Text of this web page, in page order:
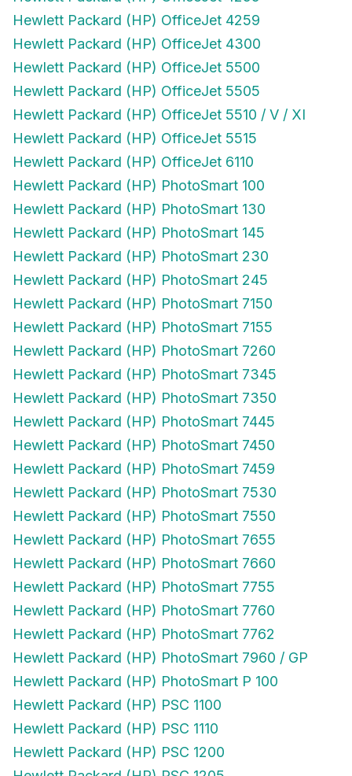
Hewlett Packard (HP) OfficeJet 4259
Hewlett Packard (HP) OfficeJet 4300
Hewlett Packard (HP) OfficeJet 5500
Hewlett Packard (HP) OfficeJet 5505
Hewlett Packard (HP) OfficeJet 5510 / V / XI
Hewlett Packard (HP) OfficeJet 5515
Hewlett Packard (HP) OfficeJet 6110
Hewlett Packard (HP) PhotoSmart 100
Hewlett Packard (HP) PhotoSmart 130
Hewlett Packard (HP) PhotoSmart 145
Hewlett Packard (HP) PhotoSmart 230
Hewlett Packard (HP) PhotoSmart 245
Hewlett Packard (HP) PhotoSmart 7150
Hewlett Packard (HP) PhotoSmart 7155
Hewlett Packard (HP) PhotoSmart 7260
Hewlett Packard (HP) PhotoSmart 7345
Hewlett Packard (HP) PhotoSmart 7350
Hewlett Packard (HP) PhotoSmart 7445
Hewlett Packard (HP) PhotoSmart 7450
Hewlett Packard (HP) PhotoSmart 7459
Hewlett Packard (HP) PhotoSmart 7530
Hewlett Packard (HP) PhotoSmart 7550
Hewlett Packard (HP) PhotoSmart 7655
Hewlett Packard (HP) PhotoSmart 7660
Hewlett Packard (HP) PhotoSmart 7755
Hewlett Packard (HP) PhotoSmart 7760
Hewlett Packard (HP) PhotoSmart 7762
Hewlett Packard (HP) PhotoSmart 7960 / GP
Hewlett Packard (HP) PhotoSmart P 100
Hewlett Packard (HP) PSC 1100
Hewlett Packard (HP) PSC 1110
Hewlett Packard (HP) PSC 1200